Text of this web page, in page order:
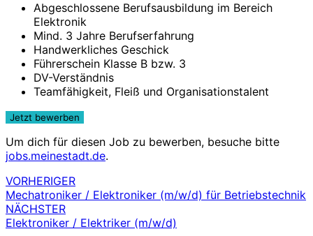
Abgeschlossene Berufsausbildung im Bereich
Elektronik
Mind. 3 Jahre Berufserfahrung
Handwerkliches Geschick
Führerschein Klasse B bzw. 3
DV-Verständnis
Teamfähigkeit, Fleiß und Organisationstalent
Um dich für diesen Job zu bewerben, besuche bitte
jobs.meinestadt.de.
Beitragsnavigation
VORHERIGER
Mechatroniker / Elektroniker (m/w/d) für Betriebstechnik
NÄCHSTER
Elektroniker / Elektriker (m/w/d)